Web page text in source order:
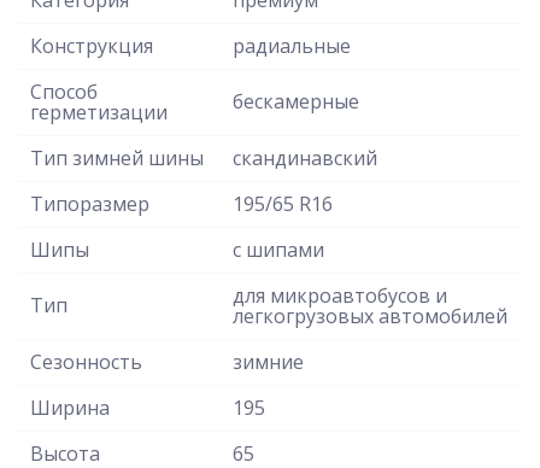
Конструкция
радиальные
Способ
герметизации бескамерные
Тип зимней шины
скандинавский
Типоразмер
195/65 R16
Шипы
с шипами
Тип для микроавтобусов и
легкогрузовых автомобилей
Сезонность
зимние
Ширина
195
Высота
65